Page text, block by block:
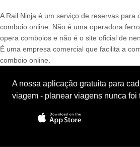
A Rail Ninja é um serviço de reservas para
comboio online. Não é uma operadora
opera comboios e não é o site oficial de
É uma empresa comercial que facilita a
comboio online.
A nossa aplicação gratuita para
viagem - planear viagens nunca foi